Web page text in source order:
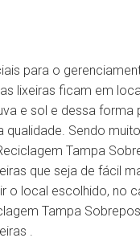
para o
lixeiras ficam em
e sol e dessa forma
qualidade. Sendo
Tampa
que seja de fácil
o local escolhido, no
Tampa
.